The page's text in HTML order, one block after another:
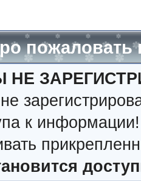
пожаловать
НЕ
к